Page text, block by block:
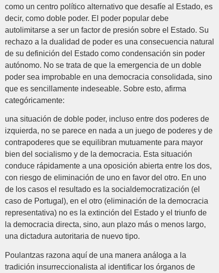
como un centro político alternativo que desafíe al Estado, es
decir, como doble poder. El poder popular debe
autolimitarse a ser un factor de presión sobre el Estado. Su
rechazo a la dualidad de poder es una consecuencia natural
de su definición del Estado como condensación sin poder
autónomo. No se trata de que la emergencia de un doble
poder sea improbable en una democracia consolidada, sino
que es sencillamente indeseable. Sobre esto, afirma
categóricamente:
una situación de doble poder, incluso entre dos poderes de
izquierda, no se parece en nada a un juego de poderes y de
contrapoderes que se equilibran mutuamente para mayor
bien del socialismo y de la democracia. Esta situación
conduce rápidamente a una oposición abierta entre los dos,
con riesgo de eliminación de uno en favor del otro. En uno
de los casos el resultado es la socialdemocratización (el
caso de Portugal), en el otro (eliminación de la democracia
representativa) no es la extinción del Estado y el triunfo de
la democracia directa, sino, aun plazo más o menos largo,
una dictadura autoritaria de nuevo tipo.
Poulantzas razona aquí de una manera análoga a la
tradición insurreccionalista al identificar los órganos de